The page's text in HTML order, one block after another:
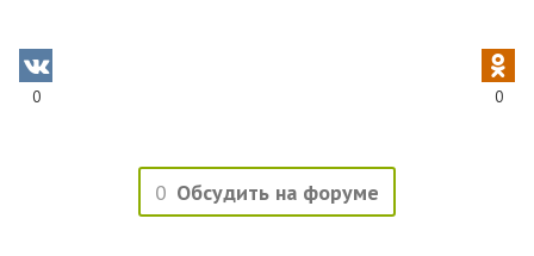
0 0
0 Обсудить на форуме